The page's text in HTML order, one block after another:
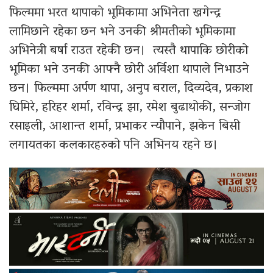
फिल्ममा भरत थापाको भूमिकामा अभिनेता खगेन्द्र
लामिछाने रहेका छन भने उनकी श्रीमतीको भूमिकामा
अभिनेत्री बर्षा राउत रहेकी छन। त्यस्तै थापाकि छोरीको
भूमिका भने उनकी आफ्नै छोरी अर्विशा थापाले निभाउने
छन। फिल्ममा अर्पण थापा, अनुप बराल, दिव्यदेव, प्रकाश
घिमिरे, हरिहर शर्मा, रविन्द्र झा, रमेश बुढाथोकी, सन्जोग
रसाइली, आशान्त शर्मा, प्रभाकर न्यौपाने, झकेन बिसी
लगायतका कलकारहरुको पनि अभिनय रहने छ।